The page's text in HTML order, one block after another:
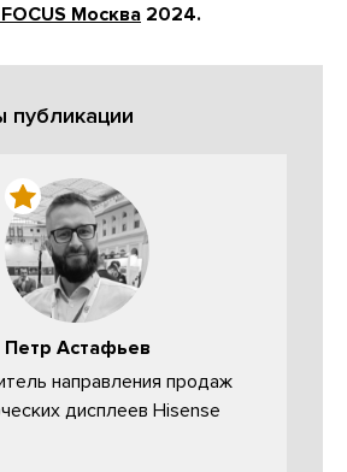
Москва 2024.
публикации
Петр Астафьев
направления продаж
дисплеев Hisense